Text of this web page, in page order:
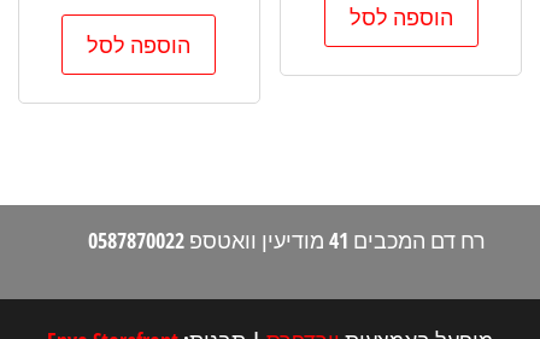
הוספה לסל
הוספה לסל
רח דם המכבים 41 מודיעין וואטספ 0587870022